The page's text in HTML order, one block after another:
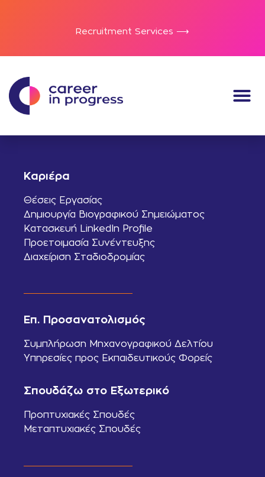
Recruitment Services ⟶
Καριέρα
Θέσεις Εργασίας
Δημιουργία Βιογραφικού Σημειώματος
Κατασκευή LinkedIn Profile
Προετοιμασία Συνέντευξης
Διαχείριση Σταδιοδρομίας
Επ. Προσανατολισμός
Συμπλήρωση Μηχανογραφικού Δελτίου
Υπηρεσίες προς Εκπαιδευτικούς Φορείς
Σπουδάζω στο Εξωτερικό
Προπτυχιακές Σπουδές
Μεταπτυχιακές Σπουδές